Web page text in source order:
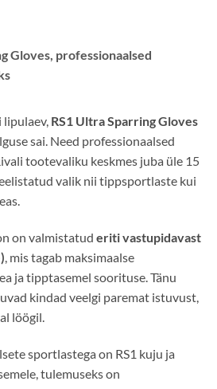
Gloves, professionaalsed
lipulaev, RS1 Ultra Sparring Gloves
sai. Need professionaalsed
tootevaliku keskmes juba üle 15
valik nii tippsportlaste kui
on valmistatud eriti vastupidavast
, mis tagab maksimaalse
ja tipptasemel soorituse. Tänu
kindad veelgi paremat istuvust,
löögil.
sportlastega on RS1 kuju ja
tulemuseks on